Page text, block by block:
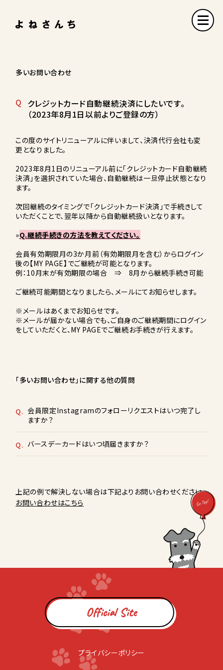
多いお問い合わせ
Q クレジットカード自動継続決済にしたいです。
（2023年8月1日以前よりご登録の方）
この度のサイトリニューアルに伴いまして、決済代行会社も変
更となりました。
2023年8月1日のリニューアル前に「クレジットカード自動継続
決済」を選択されていた場合、自動継続は一旦停止状態となり
ます。
次回継続のタイミングで「クレジットカード決済」で手続きして
いただくことで、翌年以降から自動継続扱いとなります。
»Q.継続手続きの方法を教えてください。
会員有効期限月の3か月前（有効期限月を含む）からログイン
後の【MY PAGE】でご継続が可能となります。
例：10月末が有効期限の場合 ⇒ 8月から継続手続き可能
ご継続可能期間となりましたら、メールにてお知らせします。
※メールはあくまでお知らせです。
※メールが届かない場合でも、ご自身のご継続期間にログイン
をしていただくと、MY PAGEでご継続お手続きが行えます。
「多いお問い合わせ」に関する他の質問
Q. 会員限定Instagramのフォローリクエストはいつ完了し
ますか？
Q. バースデーカードはいつ頃届きますか？
上記の例で解決しない場合は下記よりお問い合わせください。
お問い合わせはこちら
Official Site
プライバシーポリシー